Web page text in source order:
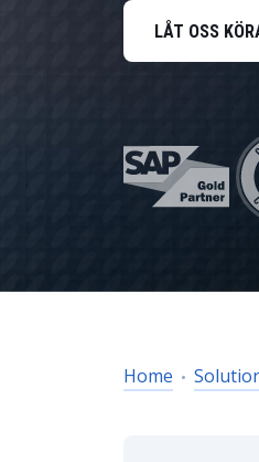
HR
Trygghet
LÅT OSS
Home